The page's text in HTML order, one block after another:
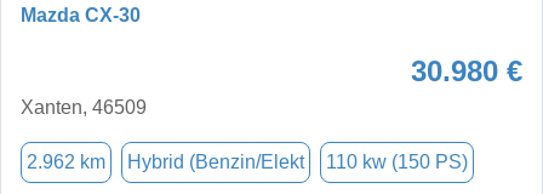
Mazda CX-30
30.980 €
Xanten, 46509
2.962 km Hybrid (Benzin/Elekt 110 kw (150 PS)